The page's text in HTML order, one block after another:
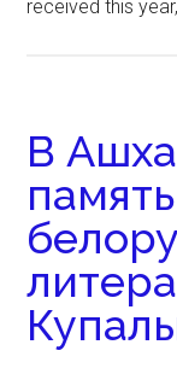
received this
В